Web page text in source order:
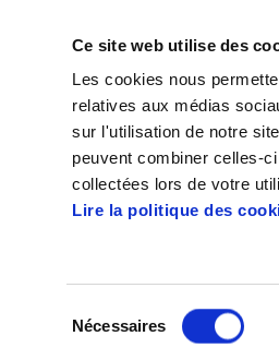
Ce site web utilise des
Les cookies nous
relatives aux médias
sur l'utilisation de notre
peuvent combiner celles-
collectées lors de votre
Lire la politique des
Nécessaires
Conférence à Bayonne
2013/01/16